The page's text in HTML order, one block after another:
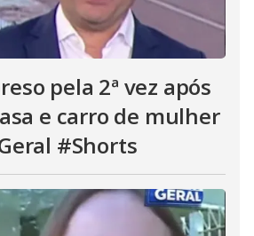
pela 2ª vez após
e carro de mulher
#Shorts